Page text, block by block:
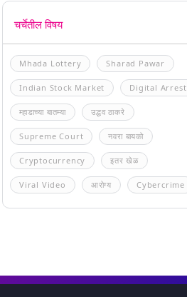
चर्चेतील विषय
Mhada Lottery Sharad Pawar
Indian Stock Market Digital Arrest
म्हाडाच्या बातम्या उद्धव ठाकरे
Supreme Court नवरा बायको
Cryptocurrency इतर खेळ
Viral Video आरोग्य Cybercrime